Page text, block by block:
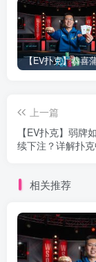
上一篇
【EV扑克】弱牌
续下注？详解扑
相关推荐